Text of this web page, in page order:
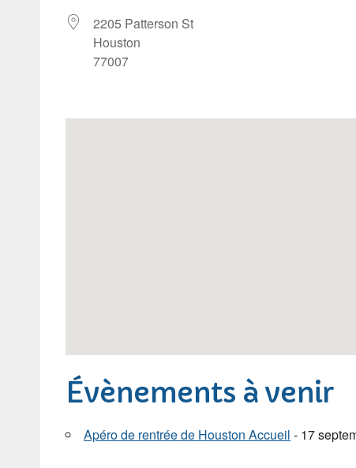
2205 Patterson St
Houston
77007
Évènements à venir
Apéro de rentrée de Houston Accueil - 17